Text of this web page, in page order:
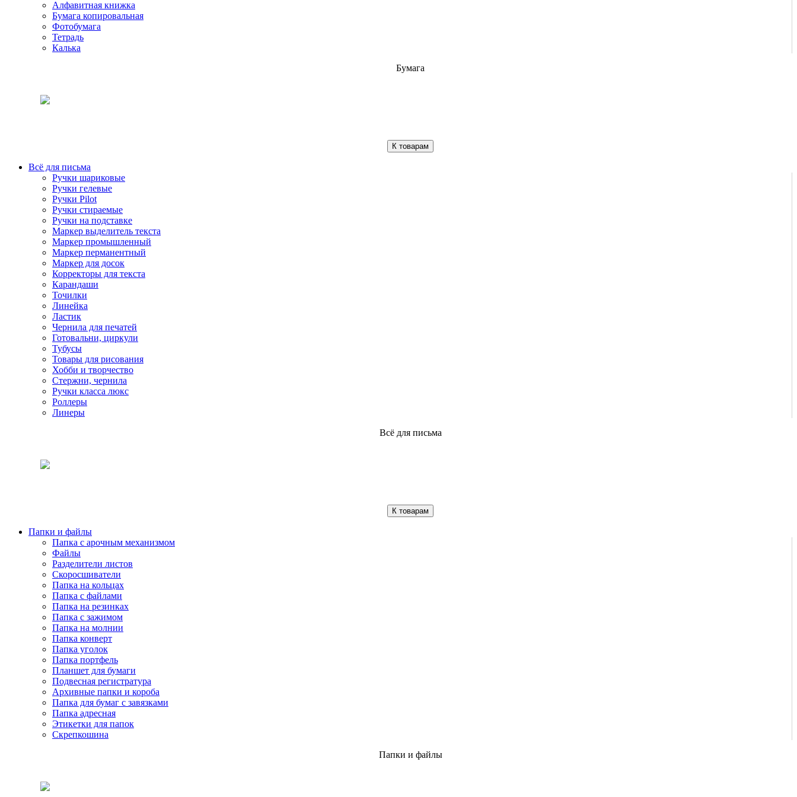
Алфавитная книжка
Бумага копировальная
Фотобумага
Тетрадь
Калька
Бумага
К товарам
Всё для письма
Ручки шариковые
Ручки гелевые
Ручки Pilot
Ручки стираемые
Ручки на подставке
Маркер выделитель текста
Маркер промышленный
Маркер перманентный
Маркер для досок
Корректоры для текста
Карандаши
Точилки
Линейка
Ластик
Чернила для печатей
Готовальни, циркули
Тубусы
Товары для рисования
Хобби и творчество
Стержни, чернила
Ручки класса люкс
Роллеры
Линеры
Всё для письма
К товарам
Папки и файлы
Папка с арочным механизмом
Файлы
Разделители листов
Скоросшиватели
Папка на кольцах
Папка с файлами
Папка на резинках
Папка с зажимом
Папка на молнии
Папка конверт
Папка уголок
Папка портфель
Планшет для бумаги
Подвесная регистратура
Архивные папки и короба
Папка для бумаг с завязками
Папка адресная
Этикетки для папок
Скрепкошина
Папки и файлы